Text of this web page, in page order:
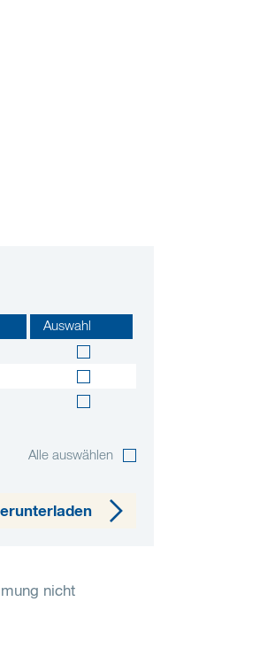
Auswahl
Alle auswählen
nicht